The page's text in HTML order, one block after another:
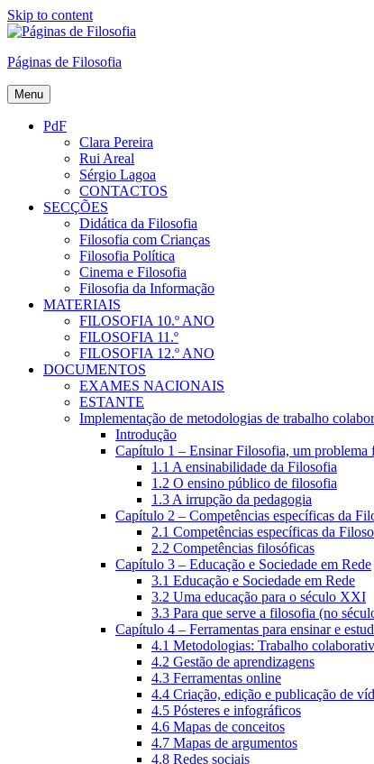
Skip to content
Páginas de Filosofia
Menu
PdF
Clara Pereira
Rui Areal
Sérgio Lagoa
CONTACTOS
SECÇÕES
Didática da Filosofia
Filosofia com Crianças
Filosofia Política
Cinema e Filosofia
Filosofia da Informação
MATERIAIS
FILOSOFIA 10.º ANO
FILOSOFIA 11.º
FILOSOFIA 12.º ANO
DOCUMENTOS
EXAMES NACIONAIS
ESTANTE
Implementação de metodologias de trabalho
Introdução
Capítulo 1 – Ensinar Filosofia, um problema
1.1 A ensinabilidade da Filosofia
1.2 O ensino público de filosofia
1.3 A irrupção da pedagogia
Capítulo 2 – Competências específicas da
2.1 Competências específicas da
2.2 Competências filosóficas
Capítulo 3 – Educação e Sociedade em Rede
3.1 Educação e Sociedade em Rede
3.2 Uma educação para o século XXI
3.3 Para que serve a filosofia (no
Capítulo 4 – Ferramentas para ensinar e
4.1 Metodologias: Trabalho
4.2 Gestão de aprendizagens
4.3 Ferramentas online
4.4 Criação, edição e publicação de
4.5 Pósteres e infográficos
4.6 Mapas de conceitos
4.7 Mapas de argumentos
4.8 Redes sociais